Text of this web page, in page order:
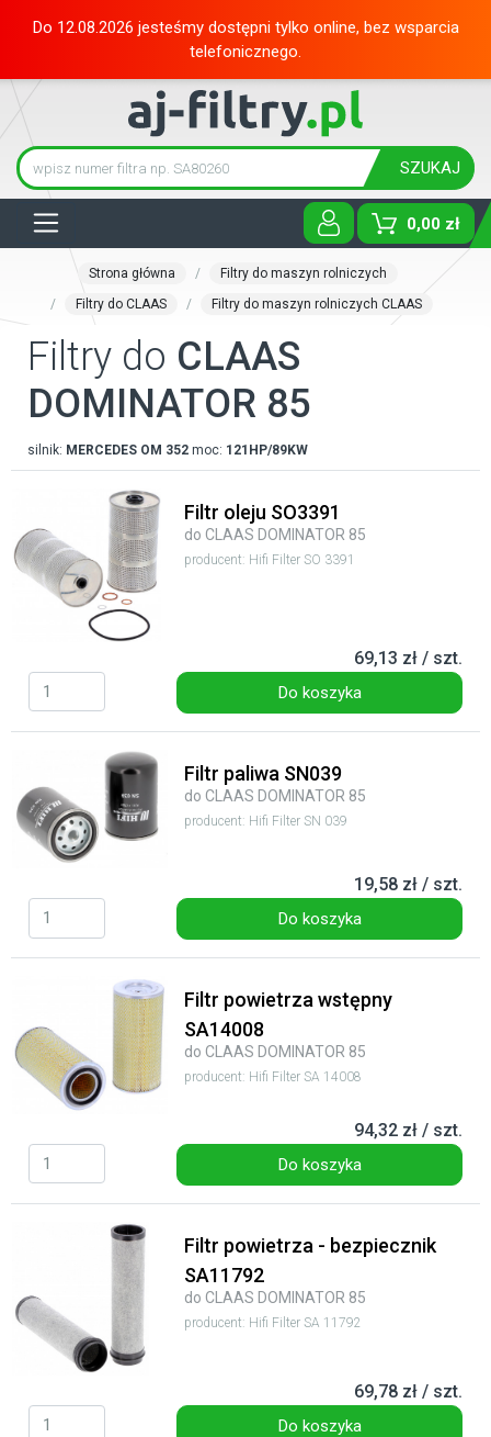
Do 12.08.2026 jesteśmy dostępni tylko online, bez wsparcia
telefonicznego.
SZUKAJ
0,00 zł
Strona główna
Filtry do maszyn rolniczych
Filtry do CLAAS
Filtry do maszyn rolniczych CLAAS
Filtry do CLAAS
DOMINATOR 85
silnik: MERCEDES OM 352 moc: 121HP/89KW
Filtr oleju SO3391
do CLAAS DOMINATOR 85
producent: Hifi Filter SO 3391
69,13 zł / szt.
Do koszyka
Filtr paliwa SN039
do CLAAS DOMINATOR 85
producent: Hifi Filter SN 039
19,58 zł / szt.
Do koszyka
Filtr powietrza wstępny
SA14008
do CLAAS DOMINATOR 85
producent: Hifi Filter SA 14008
94,32 zł / szt.
Do koszyka
Filtr powietrza - bezpiecznik
SA11792
do CLAAS DOMINATOR 85
producent: Hifi Filter SA 11792
69,78 zł / szt.
Do koszyka